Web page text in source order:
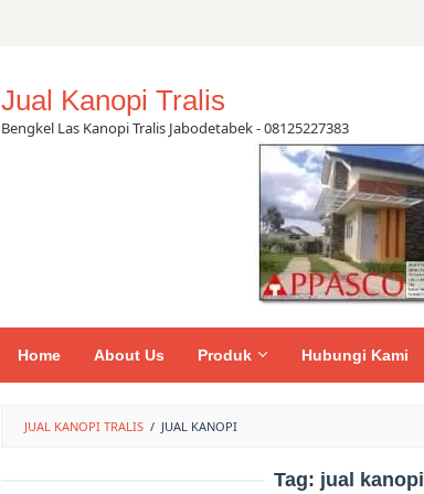
Jual Kanopi Tralis
Bengkel Las Kanopi Tralis Jabodetabek - 08125227383
Home About Us Produk Hubungi Kami
JUAL KANOPI TRALIS / JUAL KANOPI
Tag: jual kanopi